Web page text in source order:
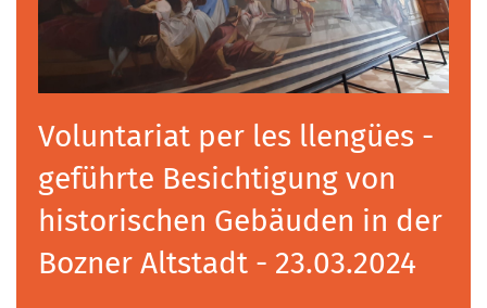
Voluntariat per les llengües -
geführte Besichtigung von
historischen Gebäuden in der
Bozner Altstadt - 23.03.2024